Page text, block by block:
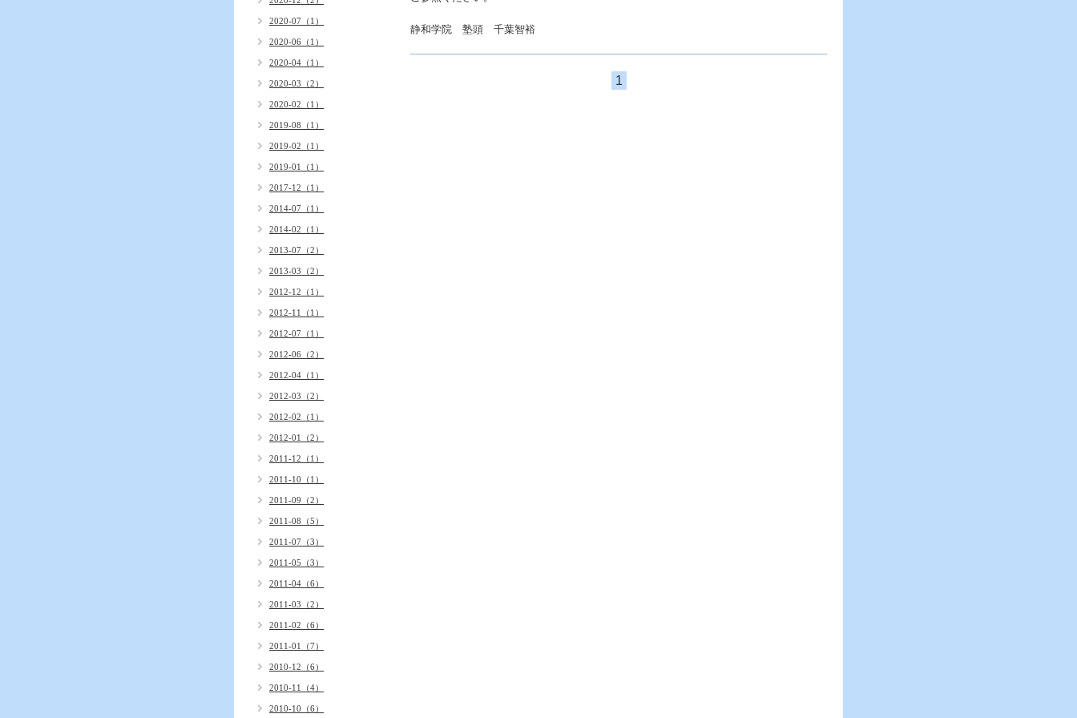
静和学院 塾頭 千葉智裕
1
2020-07（1）
2020-06（1）
2020-04（1）
2020-03（2）
2020-02（1）
2019-08（1）
2019-02（1）
2019-01（1）
2017-12（1）
2014-07（1）
2014-02（1）
2013-07（2）
2013-03（2）
2012-12（1）
2012-11（1）
2012-07（1）
2012-06（2）
2012-04（1）
2012-03（2）
2012-02（1）
2012-01（2）
2011-12（1）
2011-10（1）
2011-09（2）
2011-08（5）
2011-07（3）
2011-05（3）
2011-04（6）
2011-03（2）
2011-02（6）
2011-01（7）
2010-12（6）
2010-11（4）
2010-10（6）